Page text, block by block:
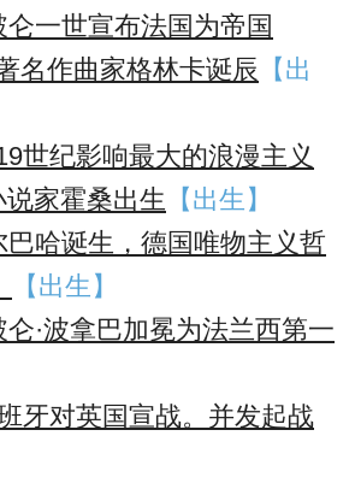
仑一世宣布法国为帝国
名作曲家格林卡诞辰 【出
世纪影响最大的浪漫主义
家霍桑出生 【出生】
巴哈诞生，德国唯物主义哲
【出生】
仑·波拿巴加冕为法兰西第一
牙对英国宣战。并发起战